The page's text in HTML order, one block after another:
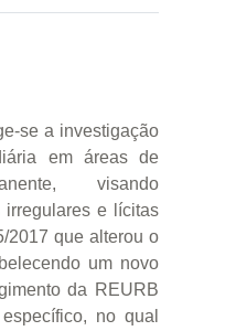
se a investigação
em áreas de
visando
irregulares e lícitas
2017 que alterou o
um novo
da REURB
no qual